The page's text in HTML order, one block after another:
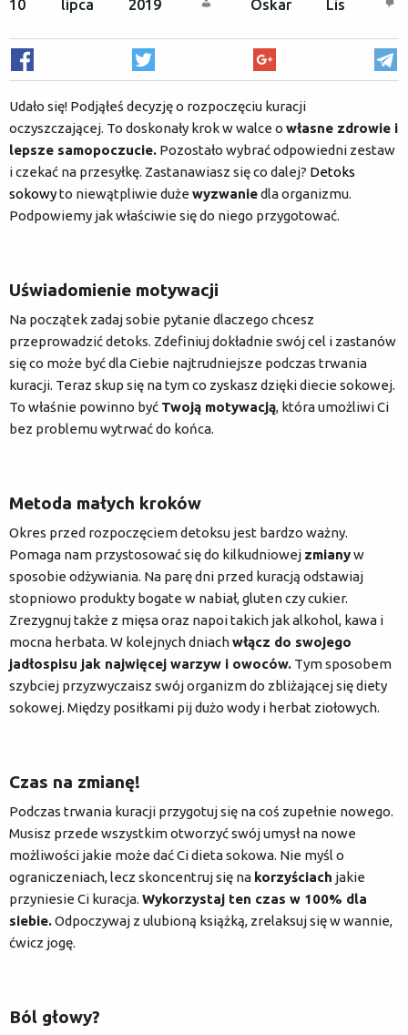
O nas
Czym jest dieta sokowa?
Metoda COLD PRESS
Najczęstsze pytania
Natura dla firm
Karty podarunkowe
Yoga Detox Camp
Rejestracja / logowanie
10 lipca 2019 Oskar Lis
Udało się! Podjąłeś decyzję o rozpoczęciu kuracji
oczyszczającej. To doskonały krok w walce o własne zdrowie i
lepsze samopoczucie. Pozostało wybrać odpowiedni zestaw
i czekać na przesyłkę. Zastanawiasz się co dalej? Detoks
sokowyto niewątpliwie duże wyzwaniedla organizmu.
Podpowiemy jak właściwie się do niego przygotować.
Uświadomienie motywacji
Na początek zadaj sobie pytanie dlaczego chcesz
przeprowadzić detoks. Zdefiniuj dokładnie swój cel i zastanów
się co może być dla Ciebie najtrudniejsze podczas trwania
kuracji. Teraz skup się na tym co zyskasz dzięki diecie sokowej.
To właśnie powinno być Twoją motywacją, która umożliwi Ci
bez problemu wytrwać do końca.
Metoda małych kroków
Okres przed rozpoczęciem detoksu jest bardzo ważny.
Pomaga nam przystosować się do kilkudniowej zmianyw
sposobie odżywiania. Na parę dni przed kuracją odstawiaj
stopniowo produkty bogate w nabiał, gluten czy cukier.
Zrezygnuj także z mięsa oraz napoi takich jak alkohol, kawa i
mocna herbata. W kolejnych dniachwłącz do swojego
jadłospisu jak najwięcej warzyw i owoców. Tym sposobem
szybciej przyzwyczaisz swój organizm do zbliżającej się diety
sokowej. Między posiłkami pij dużo wody i herbat ziołowych.
Czas na zmianę!
Podczas trwania kuracji przygotuj się na coś zupełnie nowego.
Musisz przede wszystkim otworzyć swój umysł na nowe
możliwości jakie może dać Ci dieta sokowa. Nie myśl o
ograniczeniach, lecz skoncentruj się na korzyściach jakie
przyniesie Ci kuracja. Wykorzystaj ten czas w 100% dla
siebie.Odpoczywaj z ulubioną książką, zrelaksuj się w wannie,
ćwicz jogę.
Ból głowy?